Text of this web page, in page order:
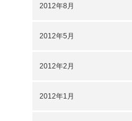
2012年8月
2012年5月
2012年2月
2012年1月